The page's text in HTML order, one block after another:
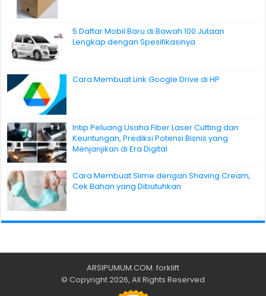
5 Daftar Mobil Baru di Bawah 100 Jutaan
Lengkap dengan Spesifikasinya
Cara Membuat Link Google Drive di HP
Intip Peluang Usaha Fiber Laser Cutting dan
Keuntungan, Prediksi Potensi Bisnis yang
Menjanjikan di Era Digital
Cara Membuat Slime dengan Shaving Cream,
Cek Bahan yang Dibutuhkan
ARSIPUMUM.COM. forklift
© Copyright 2026, All Rights Reserved